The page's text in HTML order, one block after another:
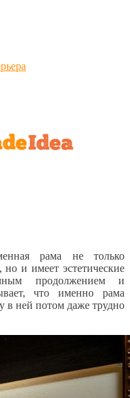
рама не только
и имеет эстетические
продолжением и
что именно рама
в ней потом даже трудно